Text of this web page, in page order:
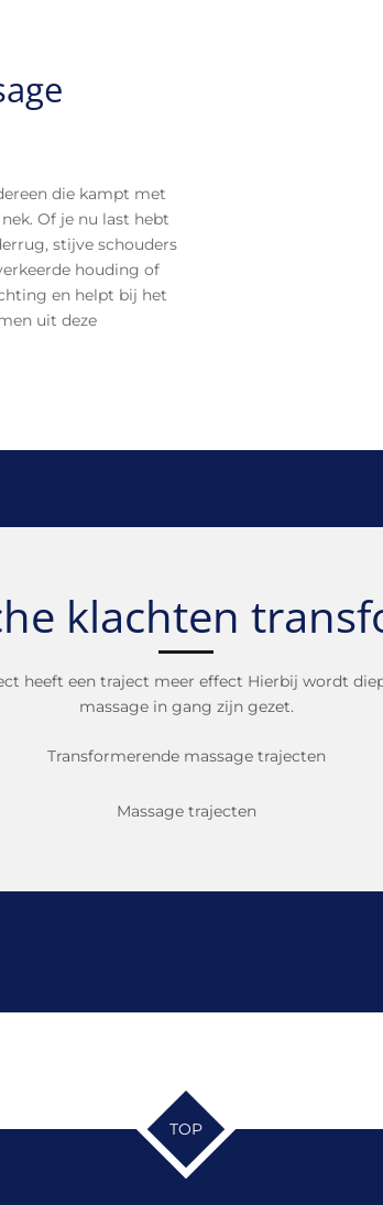
die kampt met
Of je nu last hebt
stijve schouders
houding of
en helpt bij het
uit deze
klachten
heeft een traject meer effect Hierbij wordt
massage in gang zijn gezet.
Transformerende massage trajecten
Massage trajecten
TOP